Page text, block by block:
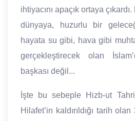
ihtiyacını apaçık ortaya
dünyaya, huzurlu bir
hayata su gibi, hava gibi
gerçekleştirecek olan
başkası değil...
İşte bu sebeple Hizb-ut
Hilafet’in kaldırıldığı tarih